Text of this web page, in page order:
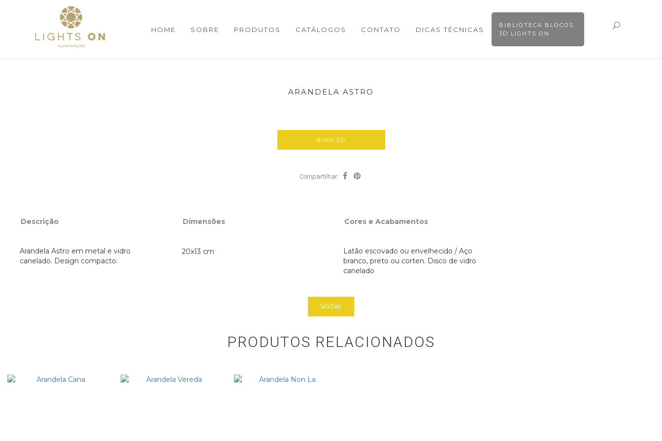
HOME SOBRE PRODUTOS CATÁLOGOS CONTATO DICAS TÉCNICAS
BIBLIOTECA BLOCOS
3D LIGHTS ON
ARANDELA ASTRO
Bloco 3D
Compartilhar:
Descrição Dimensões Cores e Acabamentos
Arandela Astro em metal e vidro
canelado. Design compacto.
20x13 cm
Latão escovado ou envelhecido / Aço
branco, preto ou corten. Disco de vidro
canelado
Voltar
PRODUTOS RELACIONADOS